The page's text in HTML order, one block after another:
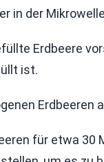
in der
Erdbeere
ist.
Erdbeeren
für etwa